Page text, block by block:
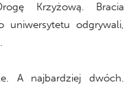
Krzyżową. Bracia
uniwersytetu odgrywali,
A najbardziej dwóch.